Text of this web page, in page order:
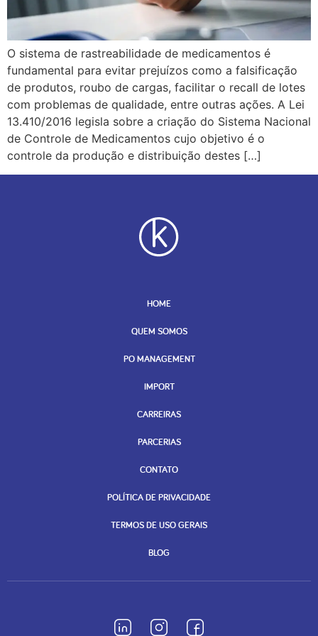
O sistema de rastreabilidade de medicamentos é
fundamental para evitar prejuízos como a falsificação
de produtos, roubo de cargas, facilitar o recall de lotes
com problemas de qualidade, entre outras ações. A Lei
13.410/2016 legisla sobre a criação do Sistema Nacional
de Controle de Medicamentos cujo objetivo é o
controle da produção e distribuição destes […]
HOME
QUEM SOMOS
PO MANAGEMENT
IMPORT
CARREIRAS
PARCERIAS
CONTATO
POLÍTICA DE PRIVACIDADE
TERMOS DE USO GERAIS
BLOG